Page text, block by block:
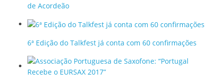
de Acordeão
6ª Edição do Talkfest já conta com 60 confirmações